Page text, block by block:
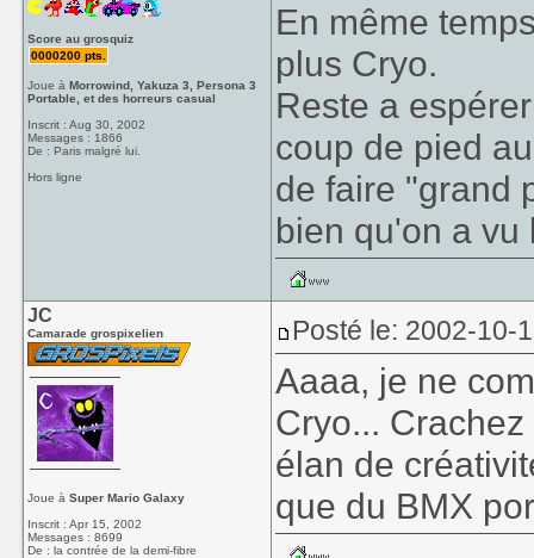
Score au grosquiz
0000200 pts.
Joue àMorrowind, Yakuza 3, Persona 3
Portable, et des horreurs casual
Inscrit : Aug 30, 2002
Messages : 1866
De : Paris malgré lui.
Hors ligne
En même
plus Cryo.
Reste a
coup de pied
de faire "grand
bien qu'on a vu
JC
Camarade grospixelien
Joue àSuper Mario Galaxy
Inscrit : Apr 15, 2002
Messages : 8699
De : la contrée de la demi-fibre
Posté le: 2002-10-
Aaaa, je ne
Cryo...
élan de
que du BMX